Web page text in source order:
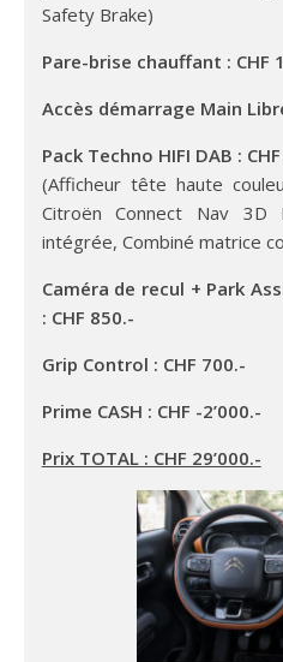
Safety Brake)
Pare-brise chauffant : CHF
Accès démarrage Main
Pack Techno HIFI DAB :
(Afficheur tête haute
Citroën Connect Nav 3D
intégrée, Combiné matrice
Caméra de recul + Park
: CHF 850.-
Grip Control : CHF 700.-
Prime CASH : CHF -2’000.-
Prix TOTAL : CHF 29’000.-